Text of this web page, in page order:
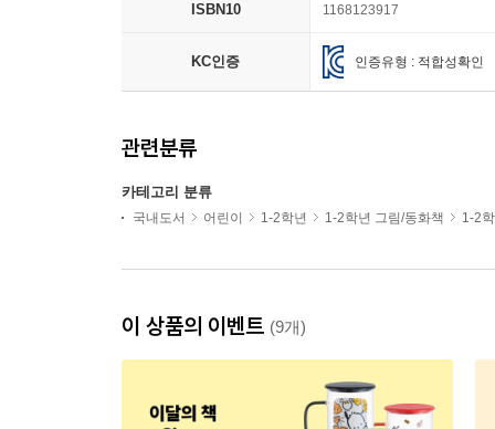
ISBN10 1168123917
KC인증 인증유형 : 적합성확인
관련분류
카테고리 분류
국내도서 어린이 1-2학년 1-2학년 그림/동화책 1-2
이 상품의 이벤트 (9개)